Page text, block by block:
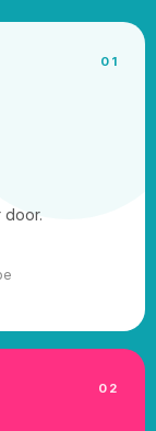
01
door.
02